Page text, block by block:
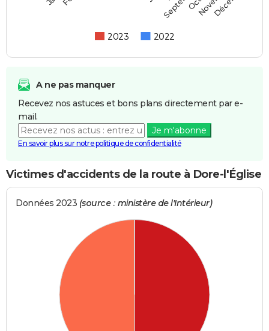
2023 2022
A ne pas manquer
Recevez nos astuces et bons plans directement par e-
mail.
Je m'abonne
En savoir plus sur notre politique de confidentialité
Victimes d'accidents de la route à Dore-l'Église
Données 2023 (source : ministère de l'Intérieur)